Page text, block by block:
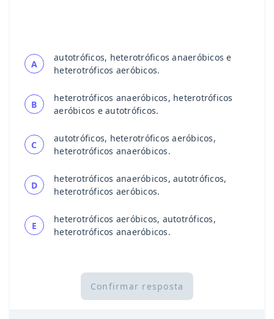
A
autotróficos, heterotróficos anaeróbicos e
heterotróficos aeróbicos.
B
heterotróficos anaeróbicos, heterotróficos
aeróbicos e autotróficos.
C
autotróficos, heterotróficos aeróbicos,
heterotróficos anaeróbicos.
D
heterotróficos anaeróbicos, autotróficos,
heterotróficos aeróbicos.
E
heterotróficos aeróbicos, autotróficos,
heterotróficos anaeróbicos.
Confirmar resposta